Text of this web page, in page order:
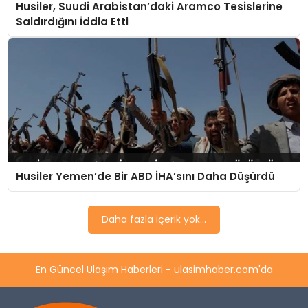
SAĞLIK
Husiler, Suudi Arabistan’daki Aramco Tesislerine
Saldırdığını İddia Etti
Husiler Yemen’de Bir ABD İHA’sını Daha Düşürdü
Daha fazla içerik yok...
En Güncel Ulaşım Haberleri - ulasimhaber.com'da